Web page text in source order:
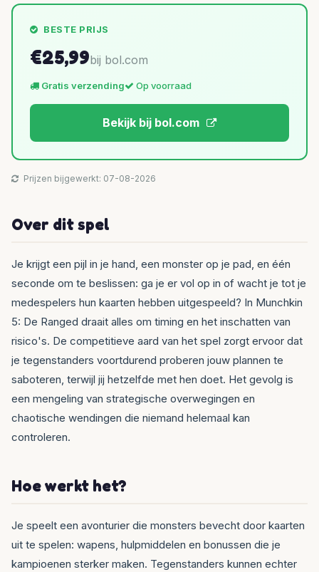
BESTE PRIJS
€25,99bij bol.com
Gratis verzending Op voorraad
Bekijk bij bol.com
Prijzen bijgewerkt: 07-08-2026
Over dit spel
Je krijgt een pijl in je hand, een monster op je pad, en één
seconde om te beslissen: ga je er vol op in of wacht je tot je
medespelers hun kaarten hebben uitgespeeld? In Munchkin
5: De Ranged draait alles om timing en het inschatten van
risico's. De competitieve aard van het spel zorgt ervoor dat
je tegenstanders voortdurend proberen jouw plannen te
saboteren, terwijl jij hetzelfde met hen doet. Het gevolg is
een mengeling van strategische overwegingen en
chaotische wendingen die niemand helemaal kan
controleren.
Hoe werkt het?
Je speelt een avonturier die monsters bevecht door kaarten
uit te spelen: wapens, hulpmiddelen en bonussen die je
kampioenen sterker maken. Tegenstanders kunnen echter